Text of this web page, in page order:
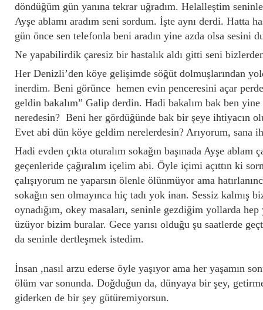
döndüğüm gün yanına tekrar uğradım. Helalleştim
Ayşe ablamı aradım seni sordum. İşte aynı derdi. Hatta
gün önce sen telefonla beni aradın yine azda olsa sesini
Ne yapabilirdik çaresiz bir hastalık aldı gitti seni
Her Denizli’den köye gelişimde söğüt dolmuşlarından
inerdim. Beni görünce hemen evin penceresini açar
geldin bakalım” Galip derdin. Hadi bakalım bak ben
neredesin? Beni her gördüğünde bak bir şeye ihtiyacın
Evet abi dün köye geldim nerelerdesin? Arıyorum, sana
Hadi evden çıkta oturalım sokağın başınada Ayşe ablam
geçenleride çağıralım içelim abi. Öyle içimi açıttın ki
çalışıyorum ne yaparsın ölenle ölünmüyor ama
sokağın sen olmayınca hiç tadı yok inan. Sessiz kalmış
oynadığım, okey masaları, seninle gezdiğim yollarda hep
üzüyor bizim buralar. Gece yarısı olduğu şu saatlerde
da seninle dertleşmek istedim.
İnsan ,nasıl arzu ederse öyle yaşıyor ama her yaşamın
ölüm var sonunda. Doğduğun da, dünyaya bir şey,
giderken de bir şey gütüremiyorsun.